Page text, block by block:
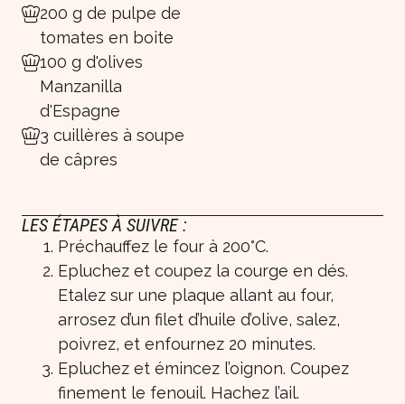
200 g de pulpe de
tomates en boite
100 g d'olives
Manzanilla
d'Espagne
3 cuillères à soupe
de câpres
LES ÉTAPES À SUIVRE :
Préchauffez le four à 200°C.
Epluchez et coupez la courge en dés.
Etalez sur une plaque allant au four,
arrosez d’un filet d’huile d’olive, salez,
poivrez, et enfournez 20 minutes.
Epluchez et émincez l’oignon. Coupez
finement le fenouil. Hachez l’ail.